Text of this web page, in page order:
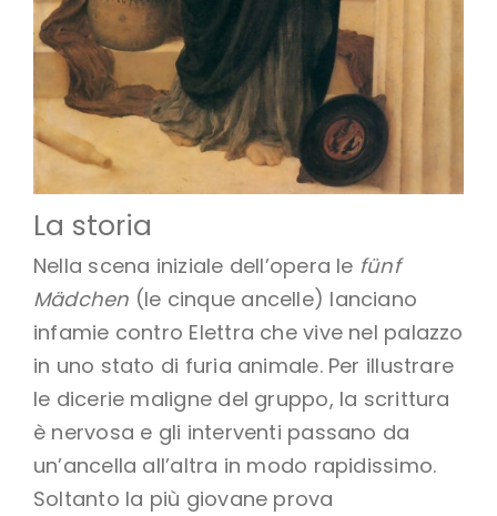
La storia
Nella scena iniziale dell’opera le fünf
Mädchen (le cinque ancelle) lanciano
infamie contro Elettra che vive nel palazzo
in uno stato di furia animale. Per illustrare
le dicerie maligne del gruppo, la scrittura
è nervosa e gli interventi passano da
un’ancella all’altra in modo rapidissimo.
Soltanto la più giovane prova